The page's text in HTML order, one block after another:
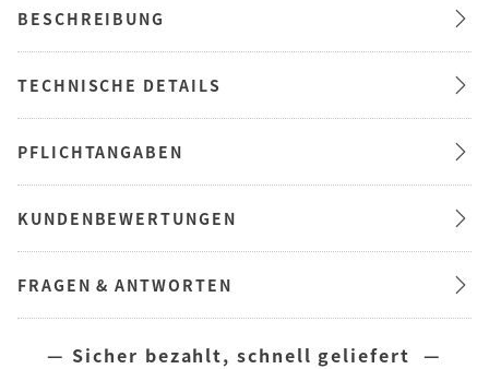
BESCHREIBUNG
TECHNISCHE DETAILS
PFLICHTANGABEN
KUNDENBEWERTUNGEN
FRAGEN & ANTWORTEN
— Sicher bezahlt, schnell geliefert —